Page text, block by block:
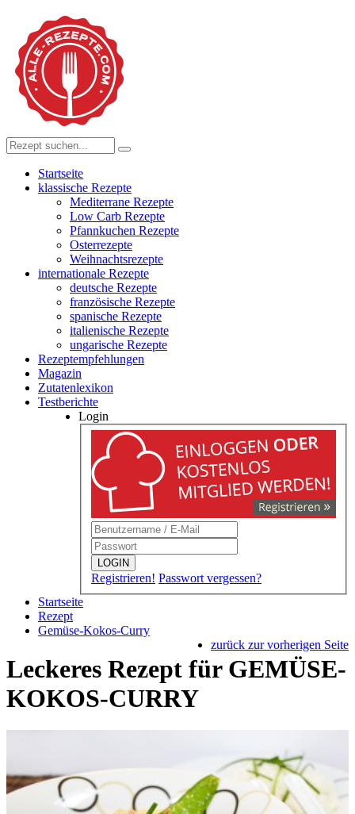
Startseite
klassische Rezepte
Mediterrane Rezepte
Low Carb Rezepte
Pfannkuchen Rezepte
Osterrezepte
Weihnachtsrezepte
internationale Rezepte
deutsche Rezepte
französische Rezepte
spanische Rezepte
italienische Rezepte
ungarische Rezepte
Rezeptempfehlungen
Magazin
Zutatenlexikon
Testberichte
Login
LOGIN
Registrieren! Passwort vergessen?
Startseite
Rezept
Gemüse-Kokos-Curry
zurück zur vorherigen Seite
Leckeres Rezept für GEMÜSE-
KOKOS-CURRY